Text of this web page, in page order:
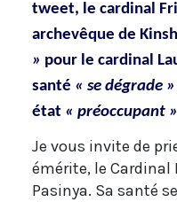
tweet, le cardinal
archevêque de
» pour le cardinal
santé « se dégrade »
état « préoccupant »
Je vous invite de
émérite, le
Pasinya. Sa santé